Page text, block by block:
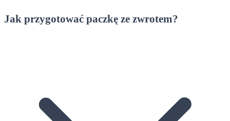
Jak przygotować paczkę ze zwrotem?